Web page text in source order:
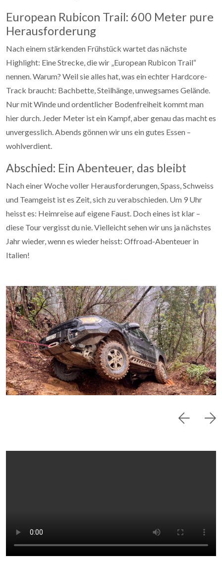
European Rubicon Trail: 600 Meter pure
Herausforderung
Nach einem stärkenden Frühstück wartet das nächste
Highlight: Eine Strecke, die wir „European Rubicon Trail“
nennen. Warum? Weil sie alles hat, was ein echter Hardcore-
Track braucht: Bachbette, Steilhänge, unwegsames Gelände.
Nur mit Winde und ordentlicher Bodenfreiheit kommt man
hier durch. Jeder Meter ist ein Kampf, aber genau das macht es
unvergesslich. Abends gönnen wir uns ein gutes Essen –
wohlverdient.
Abschied: Ein Abenteuer, das bleibt
Nach einer Woche voller Herausforderungen, Spass, Schweiss
und Teamgeist ist es Zeit, sich zu verabschieden. Um 9 Uhr
heisst es: Heimreise auf eigene Faust. Doch eines ist klar –
diese Tour vergisst du nie. Vielleicht sehen wir uns ja nächstes
Jahr wieder, wenn es wieder heisst: Offroad-Abenteuer in
Italien!